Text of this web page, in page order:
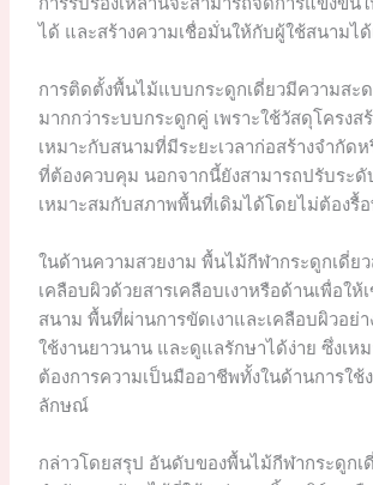
ได้ และสร้างความเชื่อมั่นให้กับผู้ใช้สนามไ
การติดตั้งพื้นไม้แบบกระดูกเดี่ยวมีความสะด
มากกว่าระบบกระดูกคู่ เพราะใช้วัสดุโครงส
เหมาะกับสนามที่มีระยะเวลาก่อสร้างจำกัด
ที่ต้องควบคุม นอกจากนี้ยังสามารถปรับระดั
เหมาะสมกับสภาพพื้นที่เดิมได้โดยไม่ต้องรื้
ในด้านความสวยงาม พื้นไม้กีฬากระดูกเดี่ยว
เคลือบผิวด้วยสารเคลือบเงาหรือด้านเพื่อให้
สนาม พื้นที่ผ่านการขัดเงาและเคลือบผิวอย่
ใช้งานยาวนาน และดูแลรักษาได้ง่าย ซึ่งเห
ต้องการความเป็นมืออาชีพทั้งในด้านการใช้
ลักษณ์
กล่าวโดยสรุป อันดับของพื้นไม้กีฬากระดูกเ